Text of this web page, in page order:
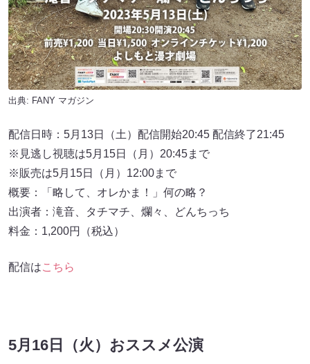
出典: FANY マガジン
配信日時：5月13日（⼟）配信開始20:45 配信終了21:45
※⾒逃し視聴は5月15日（⽉）20:45まで
※販売は5月15日（⽉）12:00まで
概要：「略して、オレかま！」何の略？
出演者：滝⾳、タチマチ、爛々、どんちっち
料金：1,200円（税込）
配信はこちら
5月16日（火）おススメ公演